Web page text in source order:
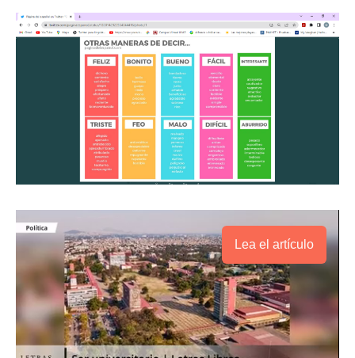
Lea el artículo